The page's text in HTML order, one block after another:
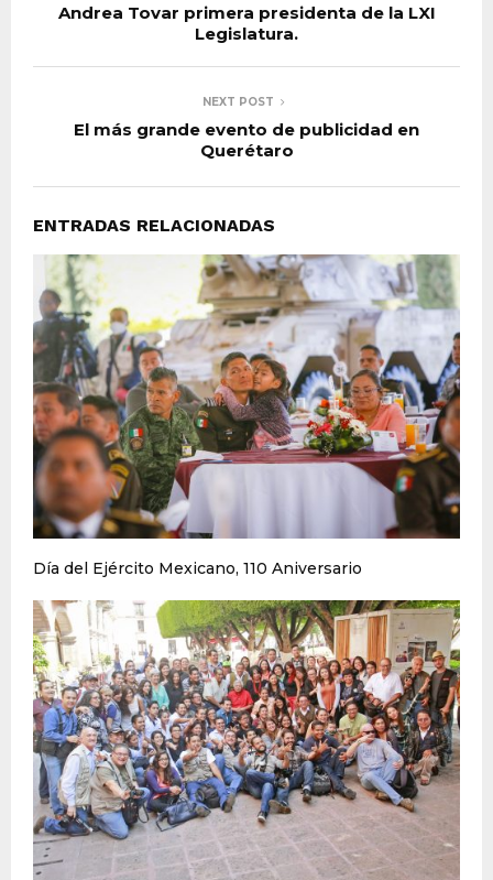
Andrea Tovar primera presidenta de la LXI
Legislatura.
NEXT POST
El más grande evento de publicidad en
Querétaro
ENTRADAS RELACIONADAS
Día del Ejército Mexicano, 110 Aniversario